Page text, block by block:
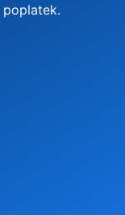
poplatek.